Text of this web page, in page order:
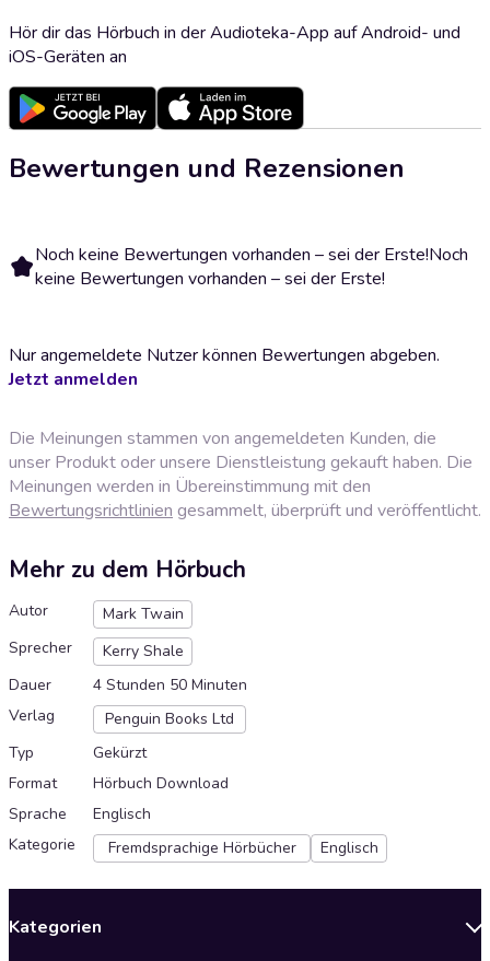
Hör dir das Hörbuch in der Audioteka-App auf Android- und
iOS-Geräten an
Bewertungen und Rezensionen
Noch keine Bewertungen vorhanden – sei der Erste!Noch
keine Bewertungen vorhanden – sei der Erste!
Nur angemeldete Nutzer können Bewertungen abgeben.
Jetzt anmelden
Die Meinungen stammen von angemeldeten Kunden, die
unser Produkt oder unsere Dienstleistung gekauft haben. Die
Meinungen werden in Übereinstimmung mit den
Bewertungsrichtlinien gesammelt, überprüft und veröffentlicht.
Mehr zu dem Hörbuch
Autor
Mark Twain
Sprecher
Kerry Shale
Dauer
4 Stunden 50 Minuten
Verlag
Penguin Books Ltd
Typ
Gekürzt
Format
Hörbuch Download
Sprache
Englisch
Kategorie
Fremdsprachige Hörbücher Englisch
Kategorien